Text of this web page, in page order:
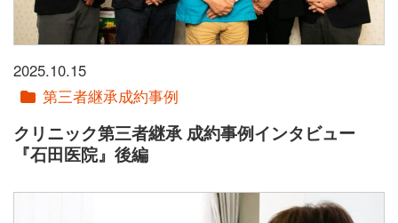
2025.10.15
第三者継承成約事例
クリニック第三者継承 成約事例インタビュー
『石田医院』後編